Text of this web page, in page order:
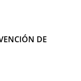
DE